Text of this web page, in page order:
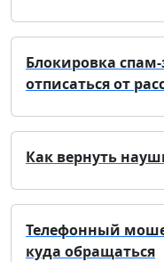
Блокировка
отписаться от
Как вернуть
Телефонный
куда обращаться